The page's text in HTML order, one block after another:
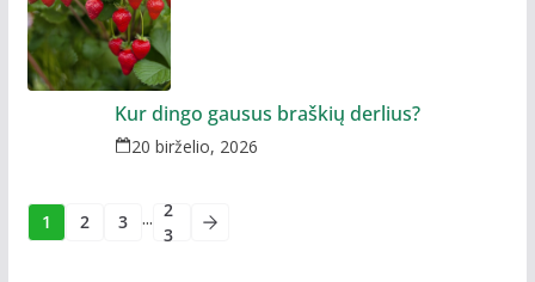
Kur dingo gausus braškių derlius?
20 birželio, 2026
1 2 3 ... 2
3